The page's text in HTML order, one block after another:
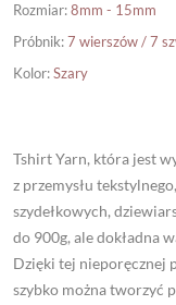
Rozmiar:8mm - 15mm
Próbnik:7 wierszów / 7
Kolor:Szary
Tshirt Yarn, która jest
z przemysłu
szydełkowych,
do 900g, ale dokładna
Dzięki tej nieporęcznej
szybko można tworzyć